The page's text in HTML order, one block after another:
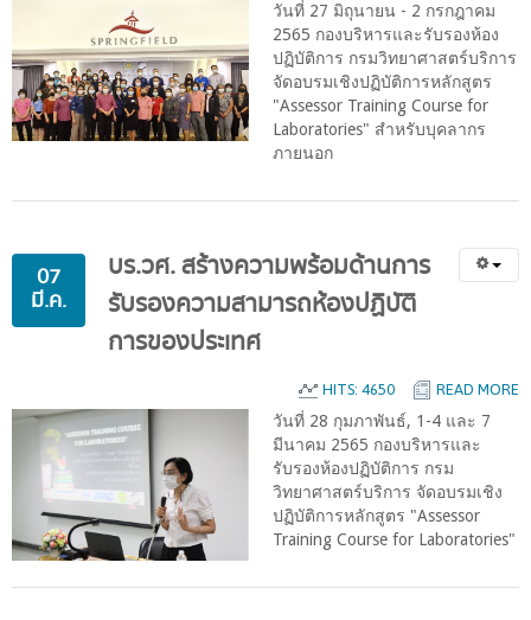
วันที่ 27 มิถุนายน - 2 กรกฎาคม
2565 กองบริหารและรับรองห้อง
ปฏิบัติการ กรมวิทยาศาสตร์บริการ
จัดอบรมเชิงปฏิบัติการหลักสูตร
"Assessor Training Course for
Laboratories" สำหรับบุคลากร
ภายนอก
07
มี.ค.
บร.วศ.สร้างความพร้อมด้านการ
รับรองความสามารถห้องปฏิบัติ
การของประเทศ
READ MORE
HITS: 4650
วันที่ 28 กุมภาพันธ์, 1-4 และ 7
มีนาคม 2565 กองบริหารและ
รับรองห้องปฏิบัติการ กรม
วิทยาศาสตร์บริการ จัดอบรมเชิง
ปฏิบัติการหลักสูตร "Assessor
Training Course for Laboratories"